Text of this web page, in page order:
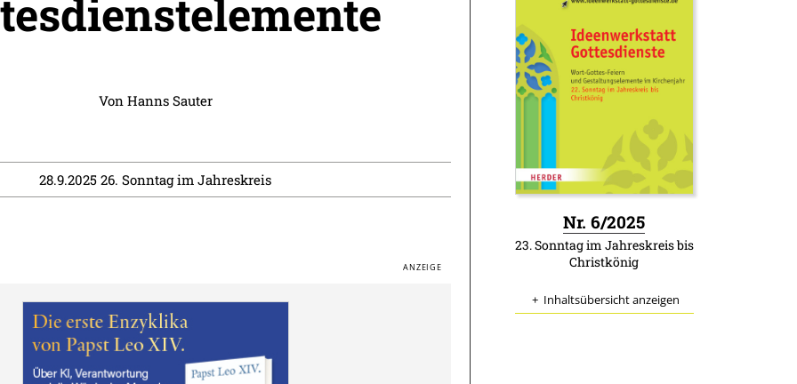
Von Hanns Sauter
28.9.2025 26. Sonntag im Jahreskreis
Nr. 6/2025
23. Sonntag im Jahreskreis bis
Christkönig
Inhaltsübersicht anzeigen